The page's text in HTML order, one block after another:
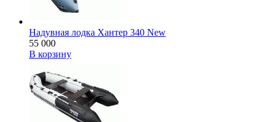
Надувная лодка Хантер 340 New
55 000
В корзину